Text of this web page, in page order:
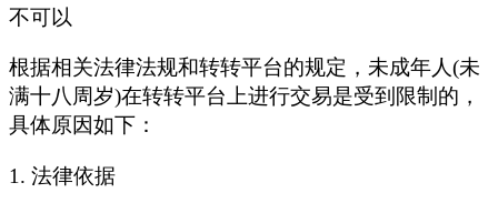
不可以
根据相关法律法规和转转平台的规定，未成年人(未
满十八周岁)在转转平台上进行交易是受到限制的，
具体原因如下：‌
1. ‌法律依据‌